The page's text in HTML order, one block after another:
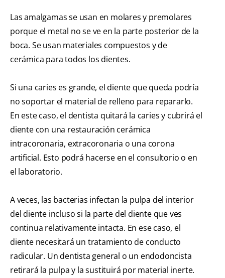
Las amalgamas se usan en molares y premolares
porque el metal no se ve en la parte posterior de la
boca. Se usan materiales compuestos y de
cerámica para todos los dientes.
Si una caries es grande, el diente que queda podría
no soportar el material de relleno para repararlo.
En este caso, el dentista quitará la caries y cubrirá el
diente con una restauración cerámica
intracoronaria, extracoronaria o una corona
artificial. Esto podrá hacerse en el consultorio o en
el laboratorio.
A veces, las bacterias infectan la pulpa del interior
del diente incluso si la parte del diente que ves
continua relativamente intacta. En ese caso, el
diente necesitará un tratamiento de conducto
radicular. Un dentista general o un endodoncista
retirará la pulpa y la sustituirá por material inerte.